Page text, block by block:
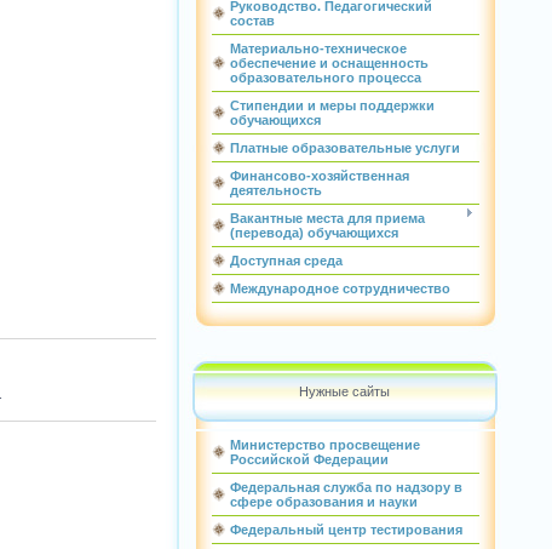
Руководство. Педагогический
состав
Материально-техническое
обеспечение и оснащенность
образовательного процесса
Стипендии и меры поддержки
обучающихся
Платные образовательные услуги
Финансово-хозяйственная
деятельность
Вакантные места для приема
(перевода) обучающихся
Доступная среда
Международное сотрудничество
Нужные сайты
Министерство просвещение
Российской Федерации
Федеральная служба по надзору в
сфере образования и науки
Федеральный центр тестирования